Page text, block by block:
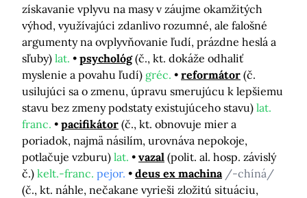
získavanie vplyvu na masy v záujme okamžitých
výhod, využívajúci zdanlivo rozumné, ale falošné
argumenty na ovplyvňovanie ľudí, prázdne heslá a
sľuby) lat. psychológ (č., kt. dokáže odhaliť
myslenie a povahu ľudí) gréc. reformátor (č.
usilujúci sa o zmenu, úpravu smerujúcu k lepšiemu
stavu bez zmeny podstaty existujúceho stavu) lat.
franc.
pacifikátor (č., kt. obnovuje mier a
poriadok, najmä násilím, urovnáva nepokoje,
potlačuje vzburu) lat. vazal (polit. al. hosp. závislý
č.) kelt.-franc. pejor. deus ex machina /-chíná/
(č., kt. náhle, nečakane vyrieši zložitú situáciu,